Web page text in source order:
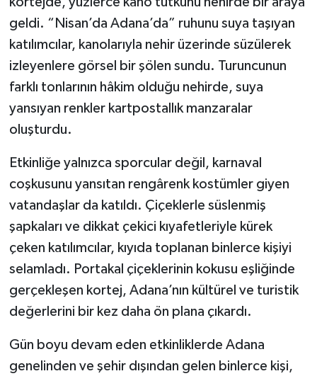
geldi. “Nisan’da Adana’da” ruhunu suya taşıyan
katılımcılar, kanolarıyla nehir üzerinde süzülerek
izleyenlere görsel bir şölen sundu. Turuncunun
farklı tonlarının hâkim olduğu nehirde, suya
yansıyan renkler kartpostallık manzaralar
oluşturdu.
Etkinliğe yalnızca sporcular değil, karnaval
coşkusunu yansıtan rengârenk kostümler giyen
vatandaşlar da katıldı. Çiçeklerle süslenmiş
şapkaları ve dikkat çekici kıyafetleriyle kürek
çeken katılımcılar, kıyıda toplanan binlerce kişiyi
selamladı. Portakal çiçeklerinin kokusu eşliğinde
gerçekleşen kortej, Adana’nın kültürel ve turistik
değerlerini bir kez daha ön plana çıkardı.
Gün boyu devam eden etkinliklerde Adana
genelinden ve şehir dışından gelen binlerce kişi,